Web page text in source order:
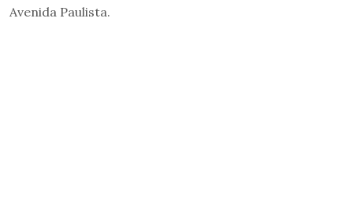
Avenida Paulista.